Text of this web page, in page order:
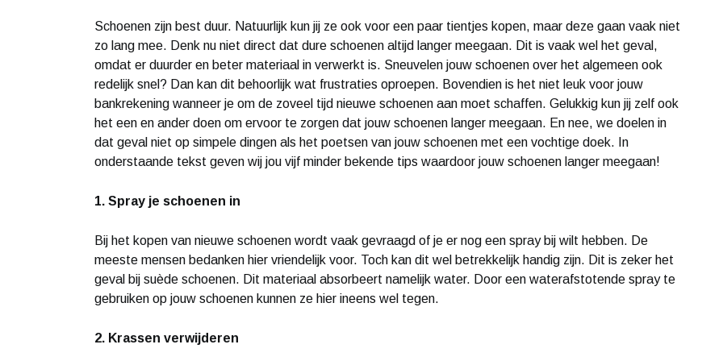
Schoenen zijn best duur. Natuurlijk kun jij ze ook voor een paar tientjes kopen, maar deze gaan vaak niet
zo lang mee. Denk nu niet direct dat dure schoenen altijd langer meegaan. Dit is vaak wel het geval,
omdat er duurder en beter materiaal in verwerkt is. Sneuvelen jouw schoenen over het algemeen ook
redelijk snel? Dan kan dit behoorlijk wat frustraties oproepen. Bovendien is het niet leuk voor jouw
bankrekening wanneer je om de zoveel tijd nieuwe schoenen aan moet schaffen. Gelukkig kun jij zelf ook
het een en ander doen om ervoor te zorgen dat jouw schoenen langer meegaan. En nee, we doelen in
dat geval niet op simpele dingen als het poetsen van jouw schoenen met een vochtige doek. In
onderstaande tekst geven wij jou vijf minder bekende tips waardoor jouw schoenen langer meegaan!
1. Spray je schoenen in
Bij het kopen van nieuwe schoenen wordt vaak gevraagd of je er nog een spray bij wilt hebben. De
meeste mensen bedanken hier vriendelijk voor. Toch kan dit wel betrekkelijk handig zijn. Dit is zeker het
geval bij suède schoenen. Dit materiaal absorbeert namelijk water. Door een waterafstotende spray te
gebruiken op jouw schoenen kunnen ze hier ineens wel tegen.
2. Krassen verwijderen